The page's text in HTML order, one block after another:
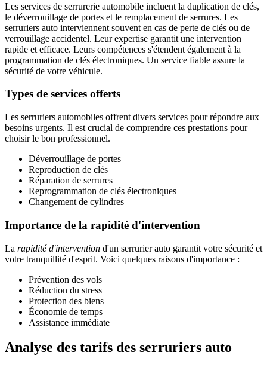
Les services de serrurerie automobile incluent la duplication de clés,
le déverrouillage de portes et le remplacement de serrures. Les
serruriers auto interviennent souvent en cas de perte de clés ou de
verrouillage accidentel. Leur expertise garantit une intervention
rapide et efficace. Leurs compétences s'étendent également à la
programmation de clés électroniques. Un service fiable assure la
sécurité de votre véhicule.
Types de services offerts
Les serruriers automobiles offrent divers services pour répondre aux
besoins urgents. Il est crucial de comprendre ces prestations pour
choisir le bon professionnel.
Déverrouillage de portes
Reproduction de clés
Réparation de serrures
Reprogrammation de clés électroniques
Changement de cylindres
Importance de la rapidité d'intervention
La rapidité d'intervention d'un serrurier auto garantit votre sécurité et
votre tranquillité d'esprit. Voici quelques raisons d'importance :
Prévention des vols
Réduction du stress
Protection des biens
Économie de temps
Assistance immédiate
Analyse des tarifs des serruriers auto